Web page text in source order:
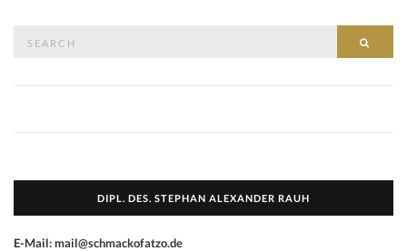
DIPL. DES. STEPHAN ALEXANDER RAUH
E-Mail: mail@schmackofatzo.de